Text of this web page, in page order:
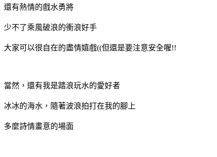
還有熱情的戲水勇將
少不了乘風破浪的衝浪好手
大家可以很自在的盡情嬉戲((但還是要注意安全喔!!
當然，還有我是踏浪玩水的愛好者
冰冰的海水，隨著波浪拍打在我的腳上
多麼詩情畫意的場面